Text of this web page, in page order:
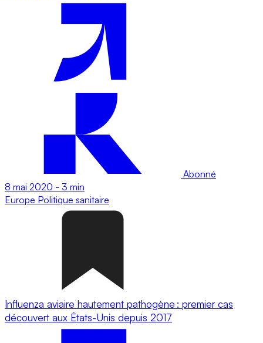
Abonné
8 mai 2020 - 3 min
Europe Politique sanitaire
Influenza aviaire hautement pathogène : premier cas
découvert aux États-Unis depuis 2017